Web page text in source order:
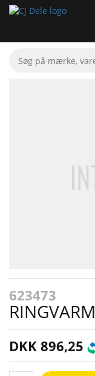
623473
DKK 896,25